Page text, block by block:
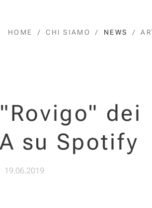
HOME CHI SIAMO NEWS
dei
su Spotify
19.06.2019